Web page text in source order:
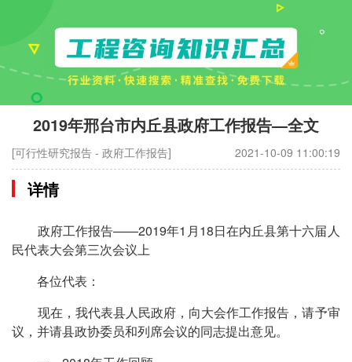
2019年邢台市内丘县政府工作报告—全文
[可行性研究报告 - 政府工作报告] 2021-10-09 11:00:19
详情
政府工作报告——2019年1月18日在内丘县第十六届人
民代表大会第三次会议上
各位代表：
现在，我代表县人民政府，向大会作工作报告，请予审
议，并请县政协委员和列席会议的同志提出意见。